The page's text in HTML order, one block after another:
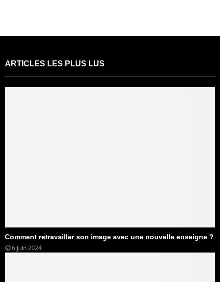
ARTICLES LES PLUS LUS
Comment retravailler son image avec une nouvelle enseigne ?
6 juin 2024